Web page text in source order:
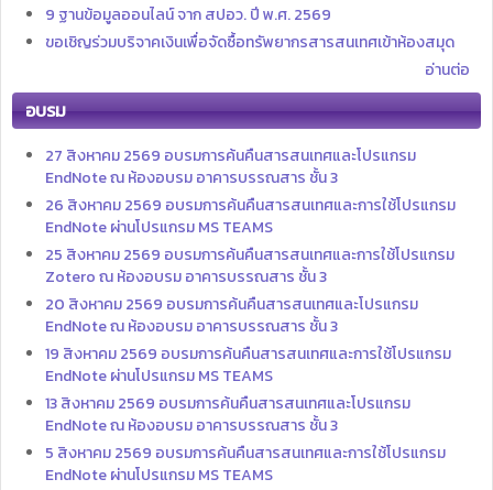
9 ฐานข้อมูลออนไลน์ จาก สปอว. ปี พ.ศ. 2569
ขอเชิญร่วมบริจาคเงินเพื่อจัดซื้อทรัพยากรสารสนเทศเข้าห้องสมุด
อ่านต่อ
อบรม
27 สิงหาคม 2569 อบรมการค้นคืนสารสนเทศและโปรแกรม
EndNote ณ ห้องอบรม อาคารบรรณสาร ชั้น 3
26 สิงหาคม 2569 อบรมการค้นคืนสารสนเทศและการใช้โปรแกรม
EndNote ผ่านโปรแกรม MS TEAMS
25 สิงหาคม 2569 อบรมการค้นคืนสารสนเทศและการใช้โปรแกรม
Zotero ณ ห้องอบรม อาคารบรรณสาร ชั้น 3
20 สิงหาคม 2569 อบรมการค้นคืนสารสนเทศและโปรแกรม
EndNote ณ ห้องอบรม อาคารบรรณสาร ชั้น 3
19 สิงหาคม 2569 อบรมการค้นคืนสารสนเทศและการใช้โปรแกรม
EndNote ผ่านโปรแกรม MS TEAMS
13 สิงหาคม 2569 อบรมการค้นคืนสารสนเทศและโปรแกรม
EndNote ณ ห้องอบรม อาคารบรรณสาร ชั้น 3
5 สิงหาคม 2569 อบรมการค้นคืนสารสนเทศและการใช้โปรแกรม
EndNote ผ่านโปรแกรม MS TEAMS